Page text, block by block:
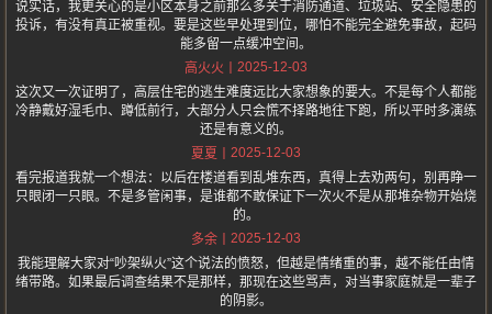
说实话，我更关心的是小区本身之前那么多关于消防通道、垃圾站、安全隐患的
投诉，有没有真正被重视。要是这些早处理到位，哪怕不能完全避免事故，起码
能多留一点缓冲空间。
高火火
2025-12-03
这次又一次证明了，高层住宅的逃生难度远比大家想象的要大。不是每个人都能
冷静戴好湿毛巾、蹲低前行，大部分人只会慌不择路地往下跑，所以平时多演练
还是有意义的。
夏夏
2025-12-03
看完报道我就一个想法：以后在楼道看到乱堆东西，真得上去劝两句，别再睁一
只眼闭一只眼。不是多管闲事，是谁都不敢保证下一次火不是从那堆杂物开始烧
的。
多余
2025-12-03
我能理解大家对“吵架纵火”这个说法的愤怒，但越是情绪重的事，越不能任由情
绪带路。如果最后调查结果不是那样，那现在这些骂声，对当事家庭就是一辈子
的阴影。